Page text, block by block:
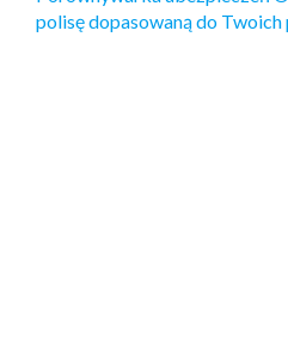
polisę dopasowaną do